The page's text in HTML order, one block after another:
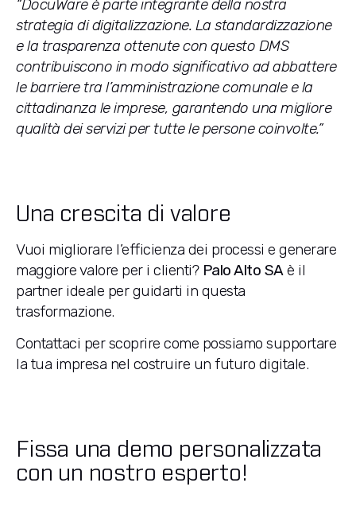
“DocuWare è parte integrante della nostra
strategia di digitalizzazione. La standardizzazione
e la trasparenza ottenute con questo DMS
contribuiscono in modo significativo ad abbattere
le barriere tra l’amministrazione comunale e la
cittadinanza le imprese, garantendo una migliore
qualità dei servizi per tutte le persone coinvolte.”
Una crescita di valore
Vuoi migliorare l’efficienza dei processi e generare
maggiore valore per i clienti? Palo Alto SAè il
partner ideale per guidarti in questa
trasformazione.
Contattaci per scoprire come possiamo supportare
la tua impresa nel costruire un futuro digitale.
Fissa una demo personalizzata
con un nostro esperto!